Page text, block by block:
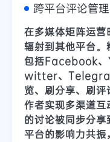
跨平台评论管
在多媒体矩阵运营
辐射到其他平台
包括Facebook
witter、
览、刷分享、刷
作者实现多渠道互
的讨论被同步分
平台的影响力共振